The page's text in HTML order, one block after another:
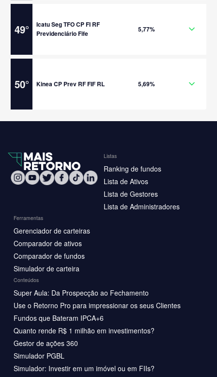
49°
Icatu Seg TFO CP FI RF
Previdenciário Fife
5,77%
50° Kinea CP Prev RF FIF RL 5,69%
Listas
Ranking de fundos
Lista de Ativos
Lista de Gestores
Lista de Administradores
Ferramentas
Gerenciador de carteiras
Comparador de ativos
Comparador de fundos
Simulador de carteira
Conteúdos
Super Aula: Da Prospecção ao Fechamento
Use o Retorno Pro para impressionar os seus Clientes
Fundos que Bateram IPCA+6
Quanto rende R$ 1 milhão em investimentos?
Gestor de ações 360
Simulador PGBL
Simulador: Investir em um imóvel ou em FIIs?